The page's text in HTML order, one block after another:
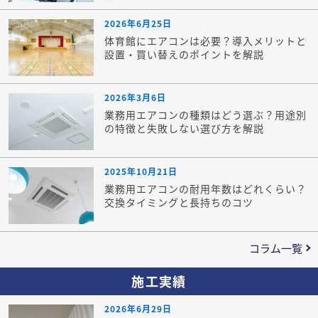
2026年6月25日
体育館にエアコンは必要？導入メリットと
設置・買い替えのポイントを解説
2026年3月6日
業務用エアコンの種類はどう選ぶ？用途別
の特徴と失敗しない選び方を解説
2025年10月21日
業務用エアコンの耐用年数はどれくらい？
交換タイミングと長持ちのコツ
コラム一覧
施工実績
2026年6月29日